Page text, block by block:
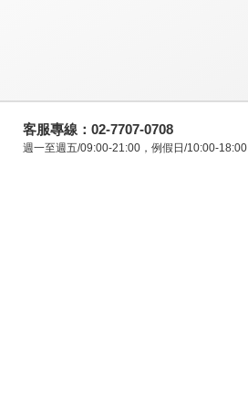
客服專線：02-7707-0708
週一至週五/09:00-21:00，例假日/10:00-18:00